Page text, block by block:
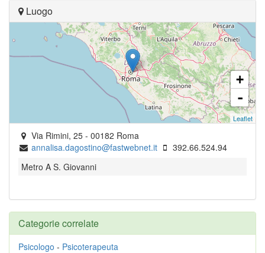
Luogo
+
-
Leaflet
Via Rimini, 25 - 00182 Roma
annalisa.dagostino@fastwebnet.it
392.66.524.94
Metro A S. Giovanni
Categorie correlate
Psicologo - Psicoterapeuta